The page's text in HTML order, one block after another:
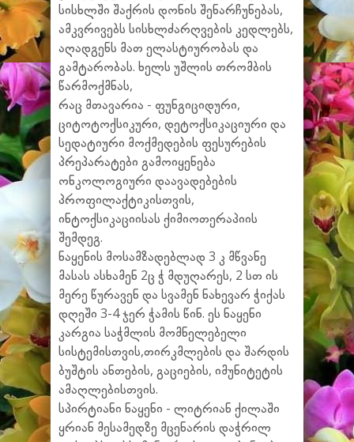
სისხლში შაქრის დონის შენარჩუნებას,
ამკვრივებს სისხლძარღვების კედლებს,
აღადგენს მათ ელასტიურობას და
გამტარობას. ხელს უშლის თრომბის
წარმოქმნას,
რაც მთავარია - ფუნგიციდური,
ციტოტოქსიკური, დეტოქსიკაციური და
სედატიური მოქმედების ფესურების
პრეპარატები გამოიყენება
ონკოლოგიური დაავადებების
პროფილაქტიკისთვის,
ინტოქსიკაციისას ქიმიოთერაპიის
შემდეგ.
ნაყენის მოსამზადებლად 3 კ მწვანე
მასას ასხამენ 2ც ჭ მდუღარეს, 2 სთ ის
მერე წურავენ და სვამენ ნახევარ ჭიქას
დღეში 3-4 ჯერ ჭამის წინ. ეს ნაყენი
კარგია საჭმლის მომნელებელი
სისტემისთვის,თირკმლების და შარდის
ბუშტის ანთების, გაციების, იმუნიტეტის
ამაღლებისთვის.
სპირტიანი ნაყენი - ლიტრიან ქილაში
ყრიან მესამედზე მცენარის დაჭრილ